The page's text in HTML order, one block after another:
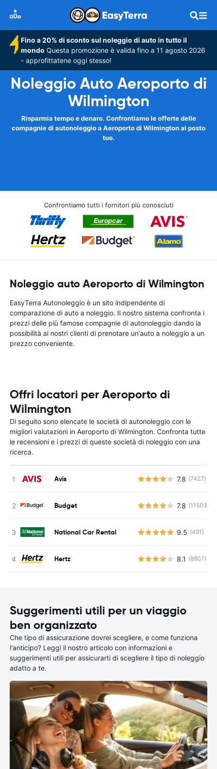
Fino a 20% di sconto sul noleggio di auto in tutto il
mondo Questa promozione è valida fino a 11 agosto 2026
- approfittatene oggi stesso!
Noleggio Auto Aeroporto di
Wilmington
Risparmia tempo e denaro. Confrontiamo le offerte delle
compagnie di autonoleggio a Aeroporto di Wilmington al posto
tuo.
Confrontiamo tutti i fornitori più conosciuti
Noleggio auto Aeroporto di Wilmington
EasyTerra Autonoleggio è un sito indipendente di
comparazione di auto a noleggio. Il nostro sistema confronta i
prezzi delle più famose compagnie di autonoleggio dando la
possibilità ai nostri clienti di prenotare un'auto a noleggio a un
prezzo conveniente.
Offri locatori per Aeroporto di
Wilmington
Di seguito sono elencate le società di autonoleggio con le
migliori valutazioni in Aeroporto di Wilmington. Confronta tutte
le recensioni e i prezzi di queste società di noleggio con una
ricerca.
Avis 7.8 (7427)
Budget 7.8 (11503)
National Car Rental 9.5 (491)
Hertz 8.1 (8807)
Suggerimenti utili per un viaggio
ben organizzato
Che tipo di assicurazione dovrei scegliere, e come funziona
l'anticipo? Leggi il nostro articolo con informazioni e
suggerimenti utili per assicurarti di scegliere il tipo di noleggio
adatto a te.